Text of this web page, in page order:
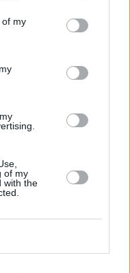
el derecho de
se aplicarán
en este sitio web o
of my
of my
with the